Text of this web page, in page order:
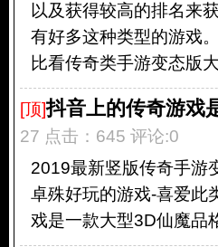
以及获得较高的排名来
有好多这种类型的游戏
比看传奇类手游变态版
[顶]抖音上的传奇游戏
27 点击：645 评论:0
2019最新竖版传奇手游
卓殊好玩的游戏-喜爱此
戏是一款大型3D仙魔品